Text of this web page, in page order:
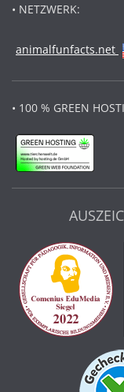
• NETZWERK:
animalfunfacts.net
• 100 % GREEN